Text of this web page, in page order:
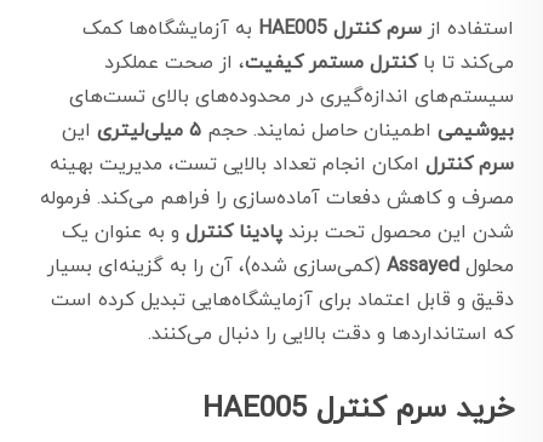
استفاده از سرم کنترل HAE005
به آزمایشگاه‌ها کمک
می‌کند تا باکنترل مستمر کیفیت، از صحت عملکرد
سیستم‌های اندازه‌گیری در محدوده‌های بالای تست‌های
بیوشیمی اطمینان حاصل نمایند. حجم ۵ میلی‌لیتری
این
سرم کنترل امکان انجام تعداد بالایی تست، مدیریت بهینه
مصرف و کاهش دفعات آماده‌سازی را فراهم می‌کند. فرموله
شدن این محصول تحت برند پادینا کنترل و به عنوان یک
محلول Assayed (کمی‌سازی شده)، آن را به گزینه‌ای بسیار
دقیق و قابل اعتماد برای آزمایشگاه‌هایی تبدیل کرده است
که استانداردها و دقت بالایی را دنبال می‌کنند.
خرید سرم کنترل HAE005